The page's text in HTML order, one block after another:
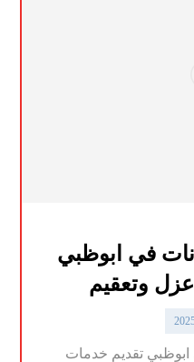
في ابوظبي
تقديم خدمات